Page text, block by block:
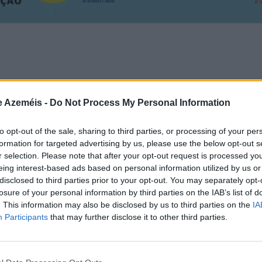
Azeméis - Do Not Process My Personal Information
opt-out of the sale, sharing to third parties, or processing of your
for targeted advertising by us, please use the below opt-out
selection. Please note that after your opt-out request is processed
interest-based ads based on personal information utilized by us
to third parties prior to your opt-out. You may separately
of your personal information by third parties on the IAB’s list of
This information may also be disclosed by us to third parties on the
Participants that may further disclose it to other third parties.
é vida juntaram-se e organizaram uma caminhada
marcada para o dia 19 de abril, podendo alterar conforme
pelas 9h, nos passadiços de Pindelo, e pedem para ir